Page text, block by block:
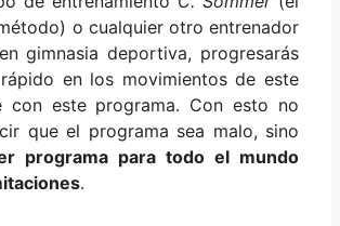
o cualquier otro entrenador
gimnasia deportiva, progresarás
en los movimientos de este
con este programa. Con esto no
que el programa sea malo, sino
programa para todo el mundo
.